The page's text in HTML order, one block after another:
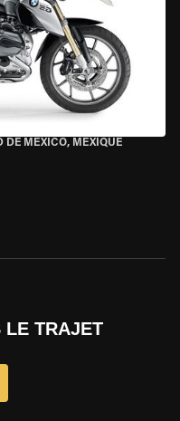
DE MEXICO, MEXIQUE
LE TRAJET